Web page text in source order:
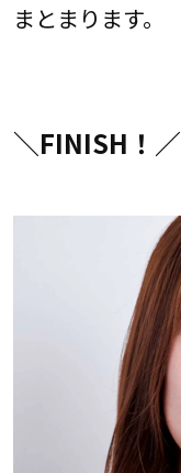
まとまります。
＼FINISH！／